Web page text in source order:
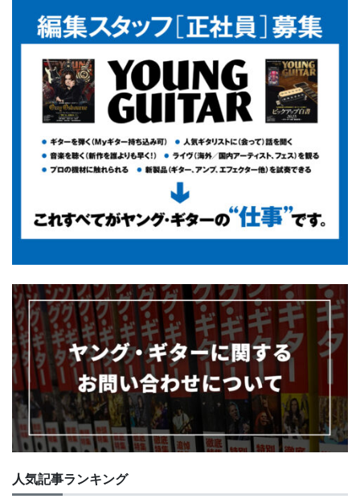
人気記事ランキング